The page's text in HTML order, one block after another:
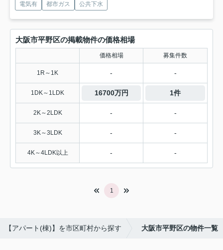
電気有 都市ガス 公共下水
大阪市平野区の掲載物件の価格相場
価格相場 募集件数
1R～1K - -
1DK～1LDK 16700万円 1件
2K～2LDK - -
3K～3LDK - -
4K～4LDK以上 - -
1
【アパート(棟)】を市区町村から探す 大阪市平野区の物件一覧